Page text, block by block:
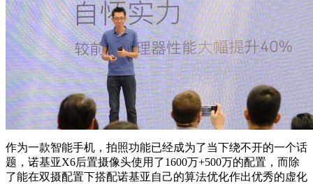
作为一款智能手机，拍照功能已经成为了当下绕不开的一个话
题，诺基亚X6后置摄像头使用了1600万+500万的配置，而除
了能在双摄配置下搭配诺基亚自己的算法优化作出优秀的虚化